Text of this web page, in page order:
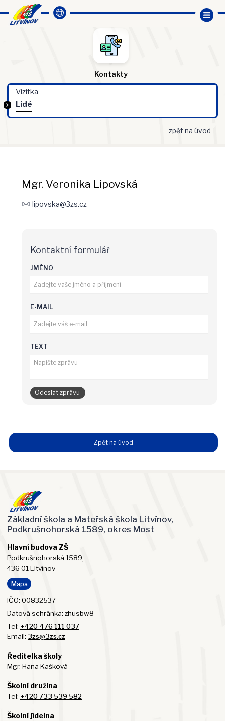
Kontakty
Vizitka
Lidé
zpět na úvod
Mgr. Veronika Lipovská
lipovska@3zs.cz
Kontaktní formulář
JMÉNO
E-MAIL
TEXT
Zpět na úvod
Základní škola a Mateřská škola Litvínov,
Podkrušnohorská 1589, okres Most
Hlavní budova ZŠ
Podkrušnohorská 1589,
436 01 Litvínov
Mapa
IČO: 00832537
Datová schránka: zhusbw8
Tel: +420 476 111 037
Email: 3zs@3zs.cz
Ředitelka školy
Mgr. Hana Kašková
Školní družina
Tel: +420 733 539 582
Školní jídelna